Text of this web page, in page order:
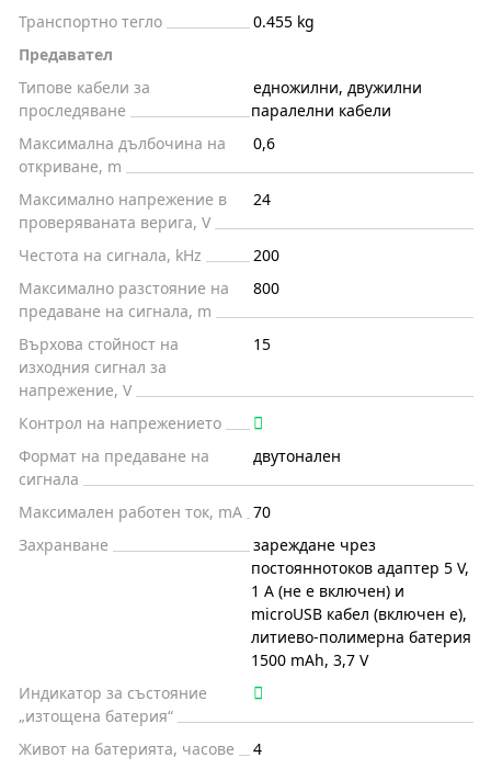
Транспортно тегло
0.455 kg
Предавател
Типове кабели за
проследяване
едножилни, двужилни
паралелни кабели
Максимална дълбочина на
откриване, m
0,6
Максимално напрежение в
проверяваната верига, V
24
Честота на сигнала, kHz
200
Максимално разстояние на
предаване на сигнала, m
800
Върхова стойност на
изходния сигнал за
напрежение, V
15
Контрол на напрежението
Формат на предаване на
сигнала
двутонален
Максимален работен ток, mA 70
Захранване
зареждане чрез
постояннотоков адаптер 5 V,
1 A (не е включен) и
microUSB кабел (включен е),
литиево-полимерна батерия
1500 mAh, 3,7 V
Индикатор за състояние
„изтощена батерия“
Живот на батерията, часове
4